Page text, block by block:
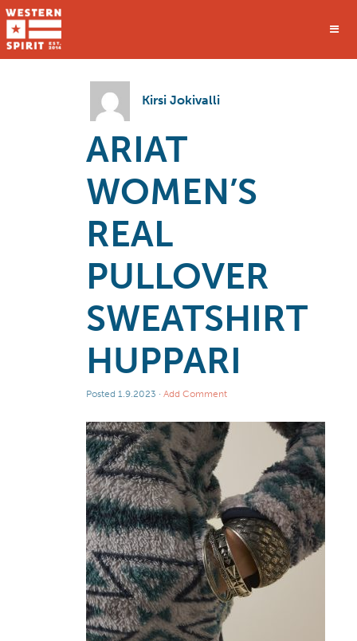
Kirsi Jokivalli
ARIAT
WOMEN’S
REAL
PULLOVER
SWEATSHIRT
HUPPARI
Posted 1.9.2023 · Add Comment